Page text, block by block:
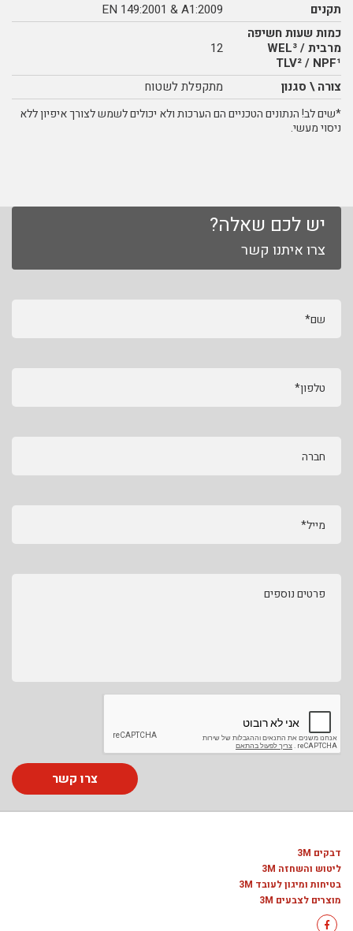
תקנים
EN 149:2001 & A1:2009
כמות שעות חשיפה
מרבית WEL³ /
TLV² / NPF¹
12
צורה \ סגנון מתקפלת לשטוח
*שים לב! הנתונים הטכניים הם הערכות ולא יכולים לשמש לצורך איפיון ללא
ניסוי מעשי.
יש לכם שאלה?
צרו איתנו קשר
שם*
טלפון*
חברה
מייל*
פרטים נוספים
צרו קשר
דבקים 3M
ליטוש והשחזה 3M
בטיחות ומיגון לעובד 3M
מוצרים לצבעים 3M